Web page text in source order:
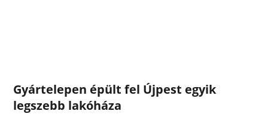
Gyártelepen épült fel Újpest egyik
legszebb lakóháza